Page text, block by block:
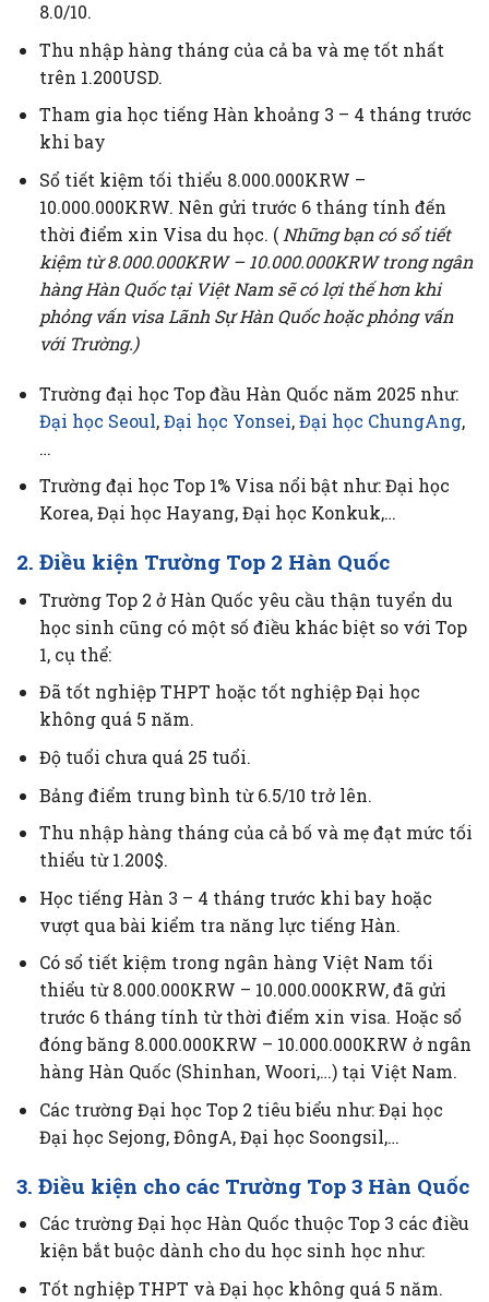
8.0/10.
Thu nhập hàng tháng của cả ba và mẹ tốt nhất
trên 1.200USD.
Tham gia học tiếng Hàn khoảng 3 – 4 tháng trước
khi bay
Sổ tiết kiệm tối thiểu 8.000.000KRW –
10.000.000KRW. Nên gửi trước 6 tháng tính đến
thời điểm xin Visa du học. ( Những bạn có sổ tiết
kiệm từ 8.000.000KRW – 10.000.000KRW trong ngân
hàng Hàn Quốc tại Việt Nam sẽ có lợi thế hơn khi
phỏng vấn visa Lãnh Sự Hàn Quốc hoặc phỏng vấn
với Trường.)
Trường đại học Top đầu Hàn Quốc năm 2025 như:
Đại học Seoul,Đại học Yonsei,Đại học ChungAng,
…
Trường đại học Top 1% Visa nổi bật như: Đại học
Korea, Đại học Hayang, Đại học Konkuk,…
2. Điều kiện Trường Top 2 Hàn Quốc
Trường Top 2 ở Hàn Quốc yêu cầu thận tuyển du
học sinh cũng có một số điều khác biệt so với Top
1, cụ thể:
Đã tốt nghiệp THPT hoặc tốt nghiệp Đại học
không quá 5 năm.
Độ tuổi chưa quá 25 tuổi.
Bảng điểm trung bình từ 6.5/10 trở lên.
Thu nhập hàng tháng của cả bố và mẹ đạt mức tối
thiểu từ 1.200$.
Học tiếng Hàn 3 – 4 tháng trước khi bay hoặc
vượt qua bài kiểm tra năng lực tiếng Hàn.
Có sổ tiết kiệm trong ngân hàng Việt Nam tối
thiểu từ 8.000.000KRW – 10.000.000KRW, đã gửi
trước 6 tháng tính từ thời điểm xin visa. Hoặc sổ
đóng băng 8.000.000KRW – 10.000.000KRW ở ngân
hàng Hàn Quốc (Shinhan, Woori,…) tại Việt Nam.
Các trường Đại học Top 2 tiêu biểu như: Đại học
Đại học Sejong, ĐôngA, Đại học Soongsil,…
3. Điều kiện cho các Trường Top 3 Hàn Quốc
Các trường Đại học Hàn Quốc thuộc Top 3 các điều
kiện bắt buộc dành cho du học sinh học như:
Tốt nghiệp THPT và Đại học không quá 5 năm.